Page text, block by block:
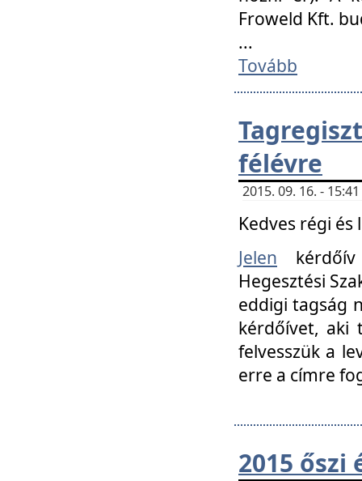
Froweld Kft.
...
Tovább
félévre
2015. 09. 16. -
Kedves régi
Jelen
Hegesztési
eddigi tagság
kérdőívet, aki
felvesszük a
erre a címre
2015 őszi